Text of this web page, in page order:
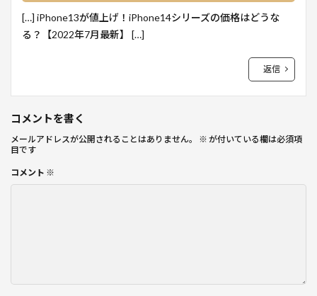
[…] iPhone13が値上げ！iPhone14シリーズの価格はどうな
る？【2022年7月最新】 […]
返信
コメントを書く
メールアドレスが公開されることはありません。 ※ が付いている欄は必須項
目です
コメント ※